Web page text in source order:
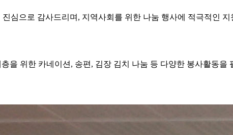
심으로 감사드리며, 지역사회를 위한 나눔 행사에 적극적인
을 위한 카네이션, 송편, 김장 김치 나눔 등 다양한 봉사활동을